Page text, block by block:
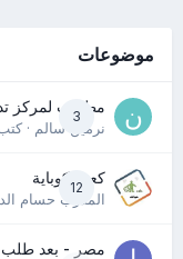
موضوعات
3
مطلوب لمركز
نرمين سالم·
12
كعب كوباية
المدرب حسام
مصر - بعد طلب